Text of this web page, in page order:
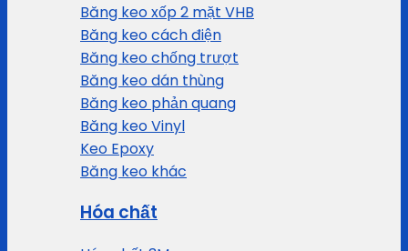
Băng keo xốp 2 mặt VHB
Băng keo cách điện
Băng keo chống trượt
Băng keo dán thùng
Băng keo phản quang
Băng keo Vinyl
Keo Epoxy
Băng keo khác
Hóa chất